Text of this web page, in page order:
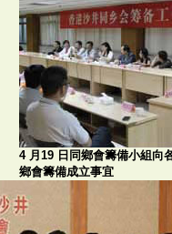
4 月19 日同鄉會籌備小組向
鄉會籌備成立事宜